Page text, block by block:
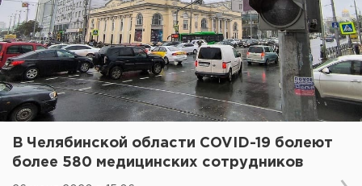
В Челябинской области COVID-19 болеют
более 580 медицинских сотрудников